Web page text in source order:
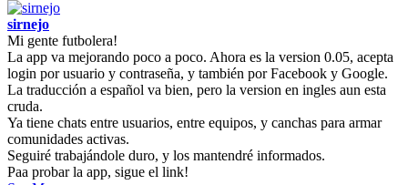
sirnejo
Mi gente futbolera!
La app va mejorando poco a poco. Ahora es la version 0.05, acepta
login por usuario y contraseña, y también por Facebook y Google.
La traducción a español va bien, pero la version en ingles aun esta
cruda.
Ya tiene chats entre usuarios, entre equipos, y canchas para armar
comunidades activas.
Seguiré trabajándole duro, y los mantendré informados.
Paa probar la app, sigue el link!